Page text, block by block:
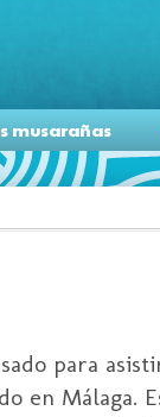
musarañas
para
en Málaga.